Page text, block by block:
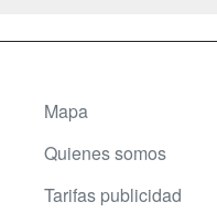
Mapa
Quienes somos
Tarifas publicidad